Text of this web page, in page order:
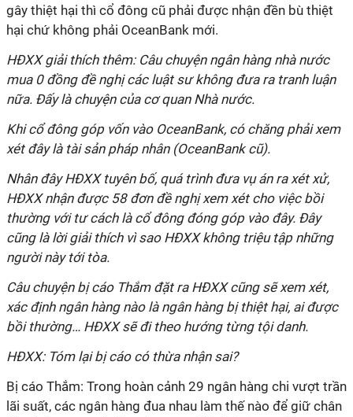
gây thiệt hại thì cổ đông cũ phải được nhận đền bù thiệt
hại chứ không phải OceanBank mới.
HĐXX giải thích thêm: Câu chuyện ngân hàng nhà nước
mua 0 đồng đề nghị các luật sư không đưa ra tranh luận
nữa. Đấy là chuyện của cơ quan Nhà nước.
Khi cổ đông góp vốn vào OceanBank, có chăng phải xem
xét đây là tài sản pháp nhân (OceanBank cũ).
Nhân đây HĐXX tuyên bố, quá trình đưa vụ án ra xét xử,
HĐXX nhận được 58 đơn đề nghị xem xét cho việc bồi
thường với tư cách là cổ đông đóng góp vào đây. Đây
cũng là lời giải thích vì sao HĐXX không triệu tập những
người này tới tòa.
Câu chuyện bị cáo Thắm đặt ra HĐXX cũng sẽ xem xét,
xác định ngân hàng nào là ngân hàng bị thiệt hại, ai được
bồi thường… HĐXX sẽ đi theo hướng từng tội danh.
HĐXX: Tóm lại bị cáo có thừa nhận sai?
Bị cáo Thắm: Trong hoàn cảnh 29 ngân hàng chi vượt trần
lãi suất, các ngân hàng đua nhau làm thế nào để giữ chân